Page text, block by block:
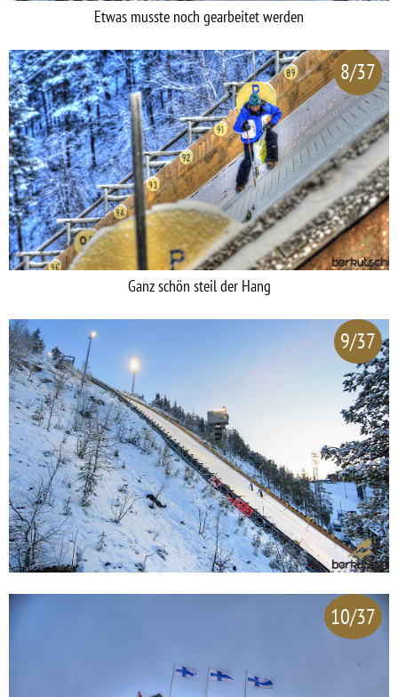
Etwas musste noch gearbeitet werden
8/37
Ganz schön steil der Hang
9/37
10/37